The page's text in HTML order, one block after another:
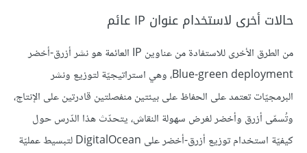
حالات أخرى لاستخدام عنوان IP عائم
من الطرق الأخرى للاستفادة من عناوين IP العائمة هو نشر أزرق-أخضر
Blue-green deployment، وهي استراتيجيّة لتوزيع ونشر
البرمجيّات تعتمد على الحفاظ على بيئتين منفصلتين قادرتين على الإنتاج،
وتُسمّى أزرق وأخضر لغرض سهولة النقاش، يتحدّث هذا الدّرس حول
كيفيّة استخدام توزيع أزرق-أخضر على DigitalOcean لتبسيط عمليّة